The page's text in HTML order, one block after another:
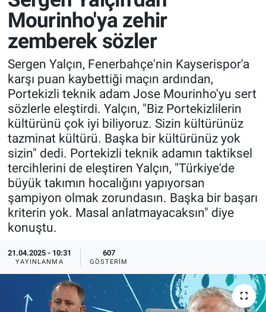
Mourinho'ya zehir
zemberek sözler
Sergen Yalçın, Fenerbahçe'nin Kayserispor'a
karşı puan kaybettiği maçın ardından,
Portekizli teknik adam Jose Mourinho'yu sert
sözlerle eleştirdi. Yalçın, "Biz Portekizlilerin
kültürünü çok iyi biliyoruz. Sizin kültürünüz
tazminat kültürü. Başka bir kültürünüz yok
sizin" dedi. Portekizli teknik adamın taktiksel
tercihlerini de eleştiren Yalçın, "Türkiye'de
büyük takımın hocalığını yapıyorsan
şampiyon olmak zorundasın. Başka bir başarı
kriterin yok. Masal anlatmayacaksın" diye
konuştu.
21.04.2025 - 10:31
YAYINLANMA
607
GÖSTERIM
Bilim ve Teknoloji Evreni
Doğa Konuşuyor
Dünya
Ege Saati
Ege'den Esintiler
Eğitim
Eğlence
Ekonomi
Forum
Gerçeğin İzinde
Teknoloji
Sağlık
Spor
Yayın Akışı
İletişim
Süper Lig Puan Durumu ve Fikstür
Tüm Manşetler
Son Dakika Haberleri
Haber Arşivi